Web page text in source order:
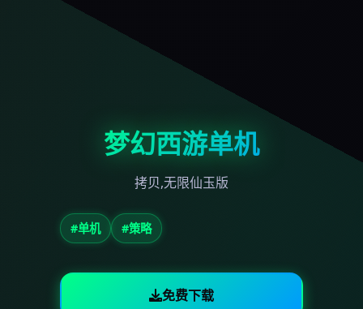
梦幻西游单机
拷贝,无限仙玉版
#单机 #策略
免费下载